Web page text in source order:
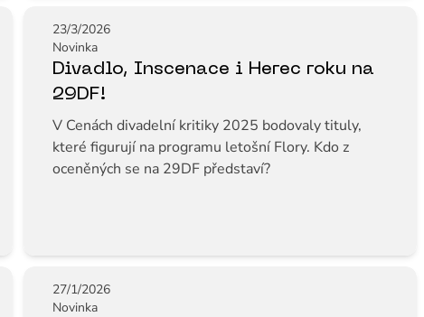
23/3/2026
Novinka
Divadlo, Inscenace i Herec roku na
29DF!
V Cenách divadelní kritiky 2025 bodovaly tituly,
které figurují na programu letošní Flory. Kdo z
oceněných se na 29DF představí?
27/1/2026
Novinka